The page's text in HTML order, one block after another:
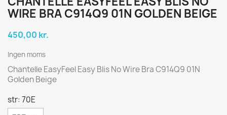
WIRE BRA C914Q9 01N GOLDEN BEIGE
450,00 kr.
Ingen moms
Chantelle EasyFeel Easy Blis No Wire Bra C914Q9 01N
Golden Beige
str: 70E